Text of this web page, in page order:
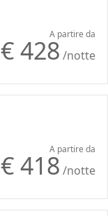
A partire da
€ 428 /notte
A partire da
€ 418 /notte